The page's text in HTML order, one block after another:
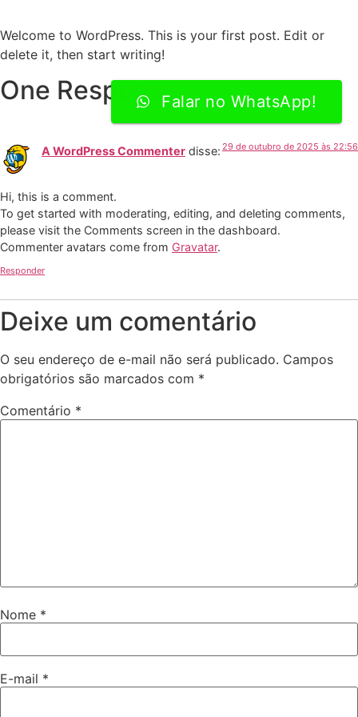
Welcome to WordPress. This is your first post. Edit or
delete it, then start writing!
One Response
A WordPress Commenter disse: 29 de outubro de 2025 às 22:56
Hi, this is a comment.
To get started with moderating, editing, and deleting comments,
please visit the Comments screen in the dashboard.
Commenter avatars come from Gravatar.
Responder
Deixe um comentário
O seu endereço de e-mail não será publicado. Campos
obrigatórios são marcados com *
Comentário *
Nome *
E-mail *
Falar no WhatsApp!